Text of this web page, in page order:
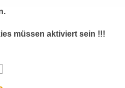
müssen aktiviert sein !!!